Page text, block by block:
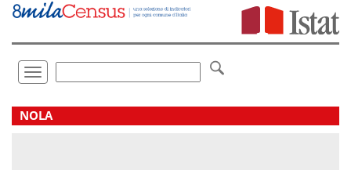
Vai
direttamente
Toggle
navigation
.
NOLA